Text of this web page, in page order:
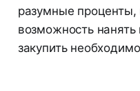
разумные проценты,
возможность
закупить